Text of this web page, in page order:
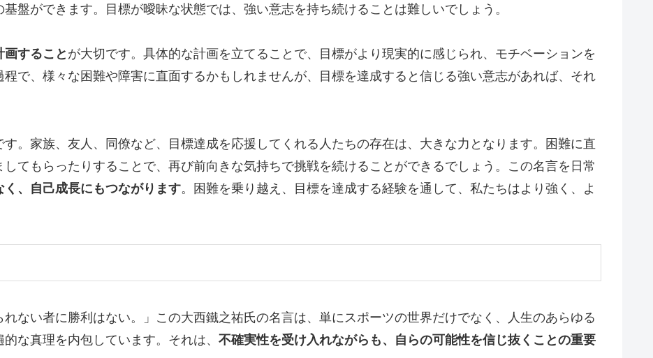
盤ができます。目標が曖昧な状態では、強い意志を持ち続けることは難しいでしょう。
画すること が大切です。具体的な計画を立てることで、目標がより現実的に感じられ、モチベーションを
で、様々な困難や障害に直面するかもしれませんが、目標を達成すると信じる強い意志があれば、それ
す。家族、友人、同僚など、目標達成を応援してくれる人たちの存在は、大きな力となります。困難に直
てもらったりすることで、再び前向きな気持ちで挑戦を続けることができるでしょう。この名言を日常
く、自己成長にもつながります。困難を乗り越え、目標を達成する経験を通して、私たちはより強く、よ
れない者に勝利はない。」この大西鐵之祐氏の名言は、単にスポーツの世界だけでなく、人生のあらゆる
な真理を内包しています。それは、 不確実性を受け入れながらも、自らの可能性を信じ抜くことの重要